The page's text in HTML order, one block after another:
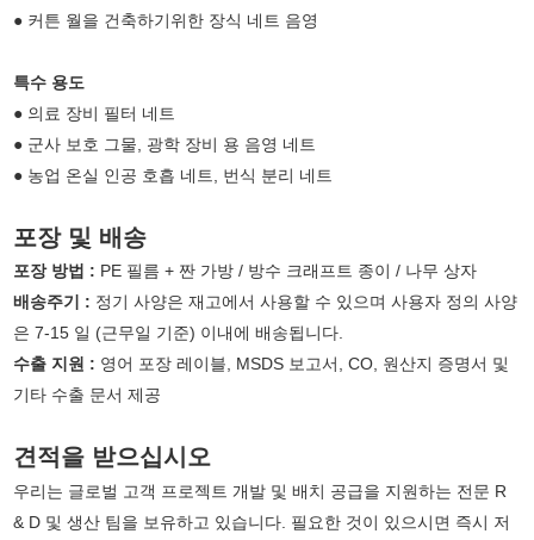
● 커튼 월을 건축하기위한 장식 네트 음영
특수 용도
● 의료 장비 필터 네트
● 군사 보호 그물, 광학 장비 용 음영 네트
● 농업 온실 인공 호흡 네트, 번식 분리 네트
포장 및 배송
포장 방법 : PE 필름 + 짠 가방 / 방수 크래프트 종이 / 나무 상자
배송주기 : 정기 사양은 재고에서 사용할 수 있으며 사용자 정의 사양
은 7-15 일 (근무일 기준) 이내에 배송됩니다.
수출 지원 : 영어 포장 레이블, MSDS 보고서, CO, 원산지 증명서 및
기타 수출 문서 제공
견적을 받으십시오
우리는 글로벌 고객 프로젝트 개발 및 배치 공급을 지원하는 전문 R
& D 및 생산 팀을 보유하고 있습니다. 필요한 것이 있으시면 즉시 저